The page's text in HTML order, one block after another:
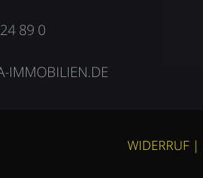
89 0
IMMOBILIEN.DE
WIDERRUF|